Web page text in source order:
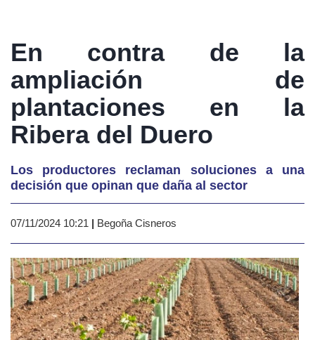
En contra de la
ampliación de
plantaciones en la
Ribera del Duero
Los productores reclaman soluciones a una
decisión que opinan que daña al sector
07/11/2024 10:21 | Begoña Cisneros